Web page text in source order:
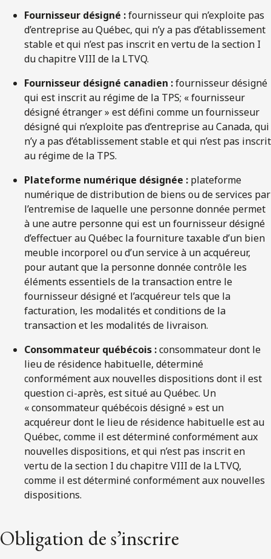
Fournisseur désigné :fournisseur qui n’exploite pas
d’entreprise au Québec, qui n’y a pas d’établissement
stable et qui n’est pas inscrit en vertu de la section I
du chapitre VIII de la LTVQ.
Fournisseur désigné canadien :fournisseur désigné
qui est inscrit au régime de la TPS; « fournisseur
désigné étranger » est défini comme un fournisseur
désigné qui n’exploite pas d’entreprise au Canada, qui
n’y a pas d’établissement stable et qui n’est pas inscrit
au régime de la TPS.
Plateforme numérique désignée : plateforme
numérique de distribution de biens ou de services par
l’entremise de laquelle une personne donnée permet
à une autre personne qui est un fournisseur désigné
d’effectuer au Québec la fourniture taxable d’un bien
meuble incorporel ou d’un service à un acquéreur,
pour autant que la personne donnée contrôle les
éléments essentiels de la transaction entre le
fournisseur désigné et l’acquéreur tels que la
facturation, les modalités et conditions de la
transaction et les modalités de livraison.
Consommateur québécois :consommateur dont le
lieu de résidence habituelle, déterminé
conformément aux nouvelles dispositions dont il est
question ci-après, est situé au Québec. Un
« consommateur québécois désigné » est un
acquéreur dont le lieu de résidence habituelle est au
Québec, comme il est déterminé conformément aux
nouvelles dispositions, et qui n’est pas inscrit en
vertu de la section I du chapitre VIII de la LTVQ,
comme il est déterminé conformément aux nouvelles
dispositions.
Obligation de s’inscrire